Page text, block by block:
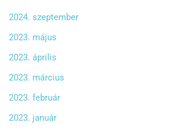
2024. szeptember
2023. május
2023. április
2023. március
2023. február
2023. január